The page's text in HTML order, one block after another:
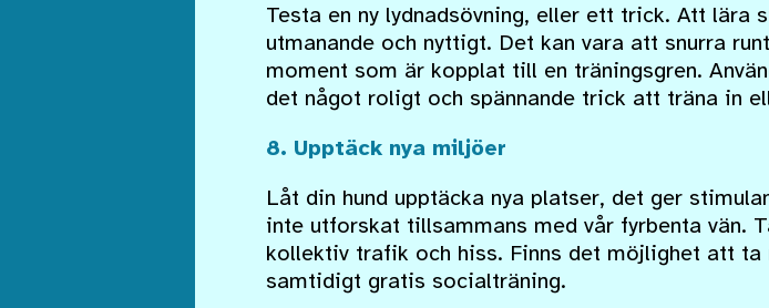
Testa en ny lydnadsövning, eller ett trick. Att lära
utmanande och nyttigt. Det kan vara att snurra
moment som är kopplat till en träningsgren.
det något roligt och spännande trick att träna in
8. Upptäck nya miljöer
Låt din hund upptäcka nya platser, det ger
inte utforskat tillsammans med vår fyrbenta vän.
kollektiv trafik och hiss. Finns det möjlighet att
samtidigt gratis socialträning.